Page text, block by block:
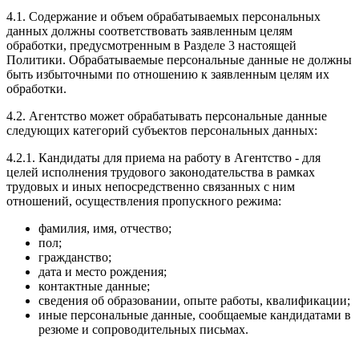
4.1. Содержание и объем обрабатываемых персональных
данных должны соответствовать заявленным целям
обработки, предусмотренным в Разделе 3 настоящей
Политики. Обрабатываемые персональные данные не должны
быть избыточными по отношению к заявленным целям их
обработки.
4.2. Агентство может обрабатывать персональные данные
следующих категорий субъектов персональных данных:
4.2.1. Кандидаты для приема на работу в Агентство - для
целей исполнения трудового законодательства в рамках
трудовых и иных непосредственно связанных с ним
отношений, осуществления пропускного режима:
фамилия, имя, отчество;
пол;
гражданство;
дата и место рождения;
контактные данные;
сведения об образовании, опыте работы, квалификации;
иные персональные данные, сообщаемые кандидатами в
резюме и сопроводительных письмах.